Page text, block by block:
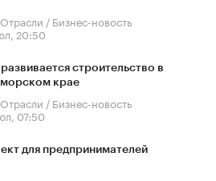
/ Бизнес-новость
20:50
развивается строительство в
крае
/ Бизнес-новость
07:50
для предпринимателей